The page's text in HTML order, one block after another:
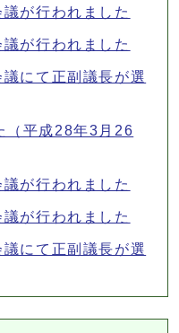
が行われました
が行われました
にて正副議長が選
（平成28年3月26
が行われました
が行われました
にて正副議長が選